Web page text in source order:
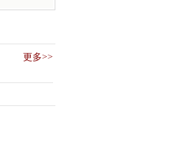
更多>>